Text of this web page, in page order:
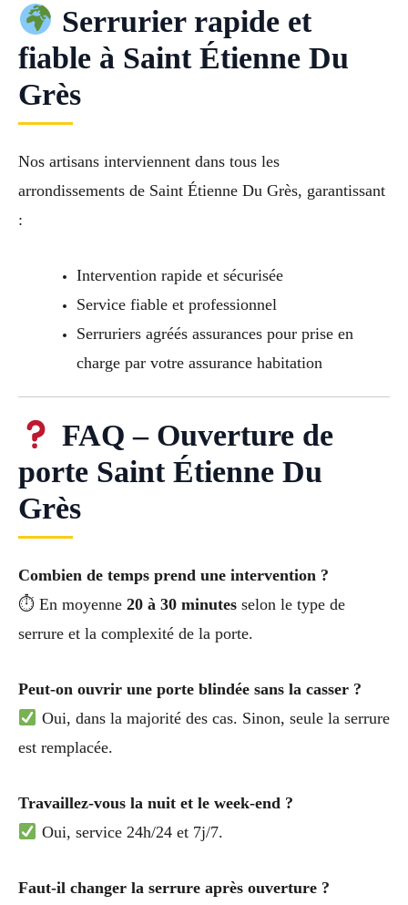
Serrurier rapide et
fiable à Saint Étienne Du
Grès
Nos artisans interviennent dans tous les
arrondissements de Saint Étienne Du Grès, garantissant
:
Intervention rapide et sécurisée
Service fiable et professionnel
Serruriers agréés assurances pour prise en
charge par votre assurance habitation
FAQ – Ouverture de
porte Saint Étienne Du
Grès
Combien de temps prend une intervention ?
⏱ En moyenne 20 à 30 minutes selon le type de
serrure et la complexité de la porte.
Peut-on ouvrir une porte blindée sans la casser ?
Oui, dans la majorité des cas. Sinon, seule la serrure
est remplacée.
Travaillez-vous la nuit et le week-end ?
Oui, service 24h/24 et 7j/7.
Faut-il changer la serrure après ouverture ?